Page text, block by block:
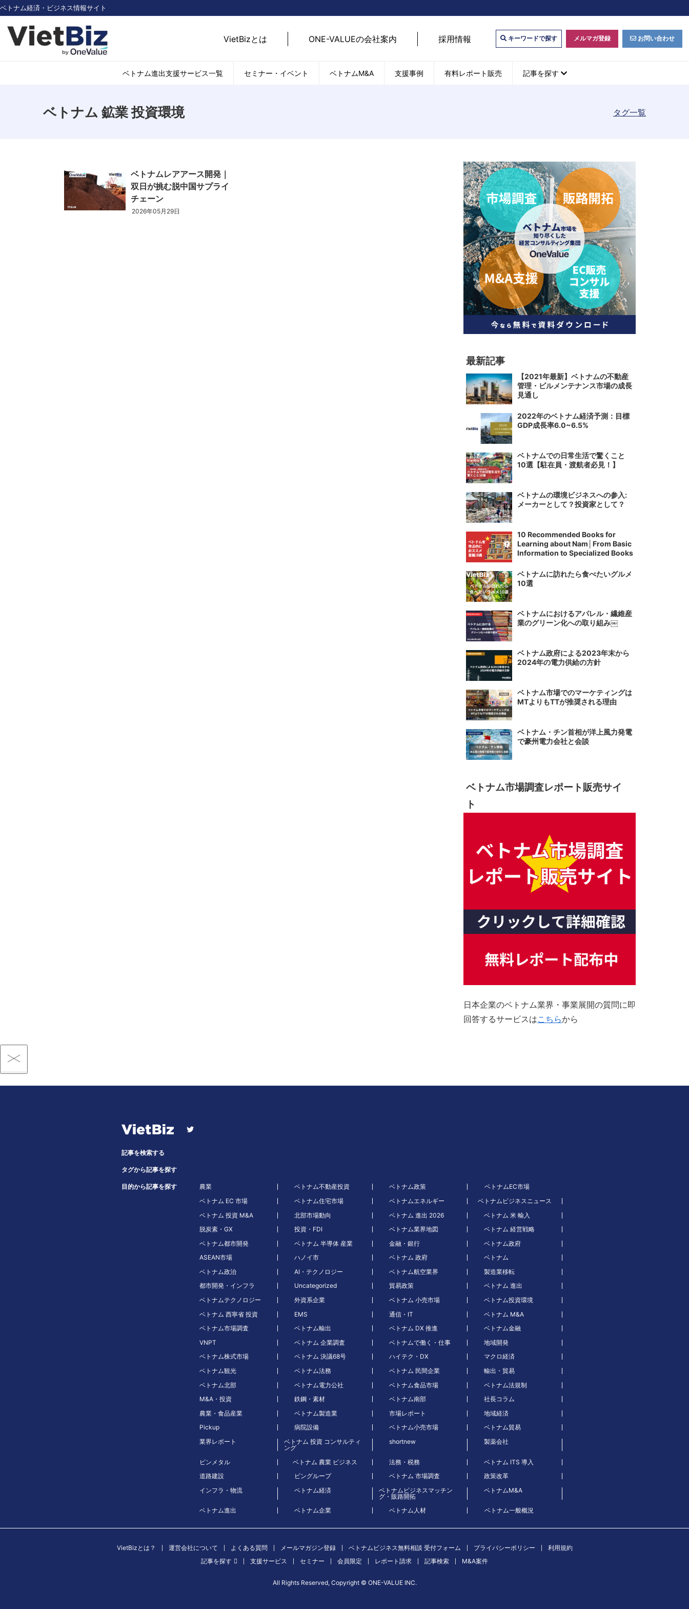
ベトナム経済・ビジネス情報サイト
VietBizとは ONE-VALUEの会社案内 採用情報 キーワードで探す メルマガ登録 お問い合わせ
ベトナム進出支援サービス一覧 セミナー・イベント ベトナムM&A 支援事例 有料レポート販売 記事を探す
ベトナム市場調査
不動産・建設
物流・倉庫
加工食品
web広告
ベトナム人材
特定技能
高度人材・エンジニア
ベトナム一般概況
ベトナムでの生活
文化・社会
政治
ベトナム 鉱業 投資環境 タグ一覧
ベトナムレアアース開発｜
双日が挑む脱中国サプライ
チェーン
2026年05月29日
最新記事
【2021年最新】ベトナムの不動産
管理・ビルメンテナンス市場の成長
見通し
2022年のベトナム経済予測：目標
GDP成長率6.0~6.5%
ベトナムでの日常生活で驚くこと
10選【駐在員・渡航者必見！】
ベトナムの環境ビジネスへの参入:
メーカーとして？投資家として？
10 Recommended Books for
Learning about Nam│From Basic
Information to Specialized Books
ベトナムに訪れたら食べたいグルメ
10選
ベトナムにおけるアパレル・繊維産
業のグリーン化への取り組み￼
ベトナム政府による2023年末から
2024年の電力供給の方針
ベトナム市場でのマーケティングは
MTよりもTTが推奨される理由
ベトナム・チン首相が洋上風力発電
で豪州電力会社と会談
ベトナム市場調査レポート販売サイ
ト
日本企業のベトナム業界・事業展開の質問に即
回答するサービスはこちらから
記事を検索する
タグから記事を探す
目的から記事を探す 農業 ベトナム不動産投資 ベトナム政策
ベトナムEC市場
ベトナム EC 市場
ベトナム住宅市場 ベトナムエネルギー
ベトナムビジネスニュース
ベトナム 投資 M&A
北部市場動向 ベトナム 進出 2026
ベトナム 米 輸入
脱炭素・GX
投資・FDI ベトナム業界地図
ベトナム 経営戦略
ベトナム都市開発
ベトナム 半導体 産業 金融・銀行
ベトナム政府
ASEAN市場
ハノイ市 ベトナム 政府
ベトナム
ベトナム政治
AI・テクノロジー ベトナム航空業界
製造業移転
都市開発・インフラ
Uncategorized 貿易政策
ベトナム 進出
ベトナムテクノロジー
外資系企業 ベトナム 小売市場
ベトナム投資環境
ベトナム 西寧省 投資
EMS 通信・IT
ベトナム M&A
ベトナム市場調査
ベトナム輸出 ベトナム DX 推進
ベトナム金融
VNPT
ベトナム 企業調査 ベトナムで働く・仕事
地域開発
ベトナム株式市場
ベトナム 決議68号 ハイテク・DX
マクロ経済
ベトナム観光
ベトナム法務 ベトナム 民間企業
輸出・貿易
ベトナム北部
ベトナム電力公社 ベトナム食品市場
ベトナム法規制
M&A・投資
鉄鋼・素材 ベトナム南部
社長コラム
農業・食品産業
ベトナム製造業 市場レポート
地域経済
Pickup
病院設備 ベトナム小売市場
ベトナム貿易
業界レポート
ベトナム 投資 コンサルティ
ング
shortnew 製薬会社
ビンメタル ベトナム 農業 ビジネス 法務・税務
ベトナム ITS 導入
道路建設
ビングループ ベトナム 市場調査
政策改革
インフラ・物流
ベトナム経済
ベトナムビジネスマッチン
グ・販路開拓
ベトナムM&A
ベトナム進出 ベトナム企業 ベトナム人材 ベトナム一般概況
VietBizとは？ 運営会社について よくある質問 メールマガジン登録 ベトナムビジネス無料相談 受付フォーム プライバシーポリシー
利用規約
記事を探す
支援サービス セミナー 会員限定 レポート請求 記事検索 M&A案件
All Rights Reserved, Copyright ©︎ ONE-VALUE INC.